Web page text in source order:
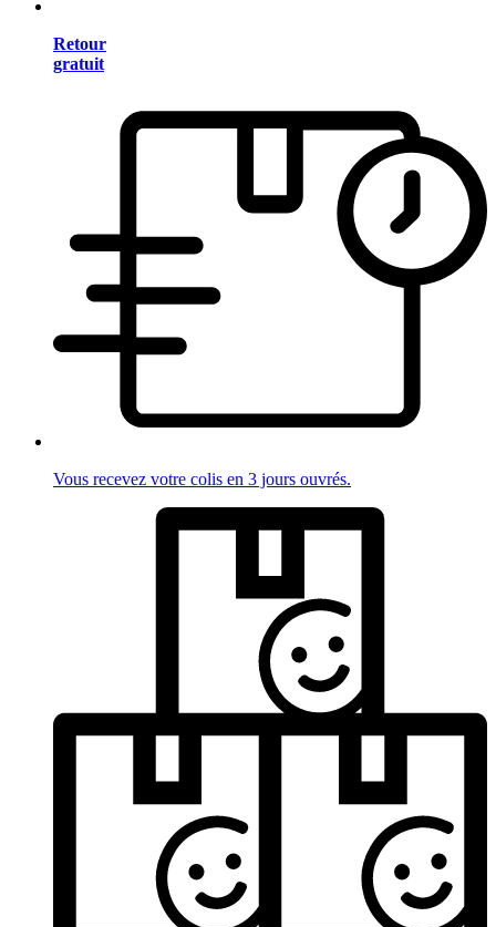
Retour
gratuit
Vous recevez votre colis en 3 jours ouvrés.